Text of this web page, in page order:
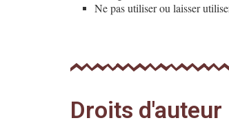
Ne pas utiliser ou laisser
Droits d'auteur